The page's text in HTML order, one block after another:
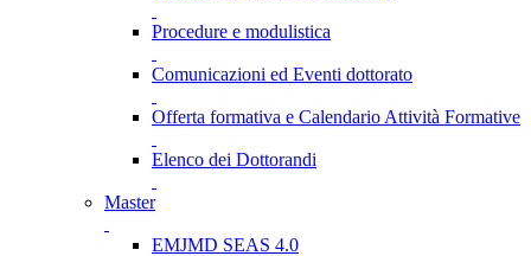
Procedure e modulistica
Comunicazioni ed Eventi dottorato
Offerta formativa e Calendario Attività Formative
Elenco dei Dottorandi
Master
EMJMD SEAS 4.0